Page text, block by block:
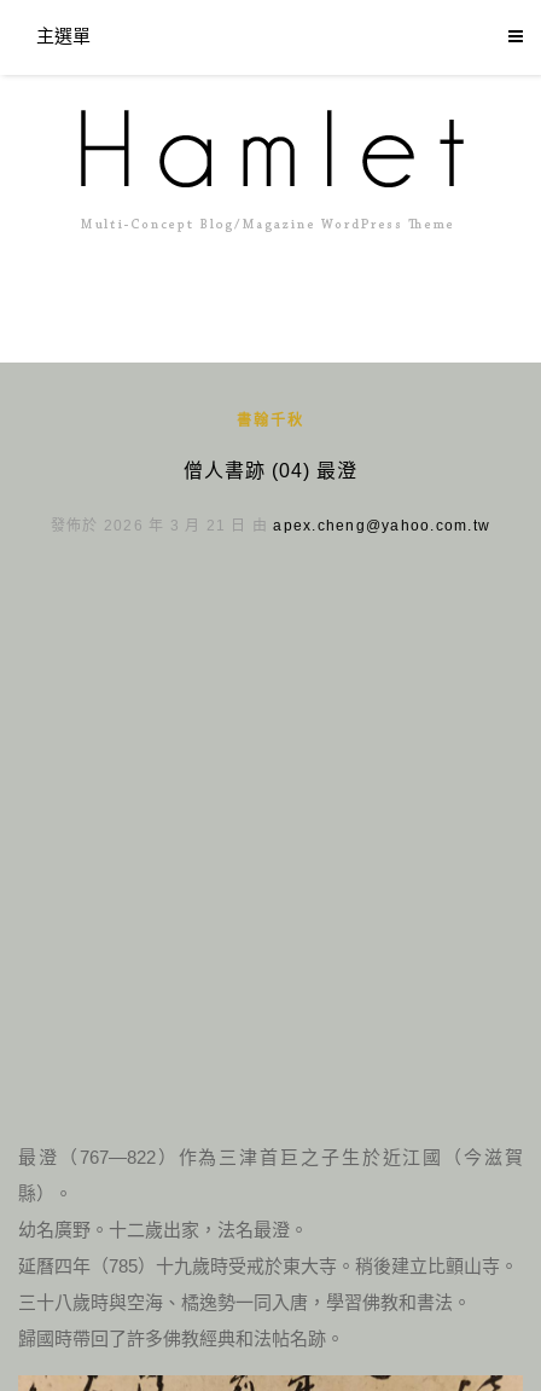
主選單
書翰千秋
僧人書跡 (04) 最澄
發佈於 2026 年 3 月 21 日 由apex.cheng@yahoo.com.tw
最澄（767—822）作為三津首巨之子生於近江國（今滋賀
縣）。
幼名廣野。十二歲出家，法名最澄。
延曆四年（785）十九歲時受戒於東大寺。稍後建立比顫山寺。
三十八歲時與空海、橘逸勢一同入唐，學習佛教和書法。
歸國時帶回了許多佛教經典和法帖名跡。